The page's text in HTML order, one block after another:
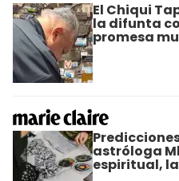
El Chiqui
la difunta
promesa
astróloga
espiritual,